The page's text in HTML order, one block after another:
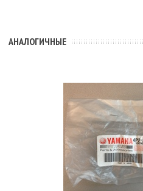
АНАЛОГИЧНЫЕ